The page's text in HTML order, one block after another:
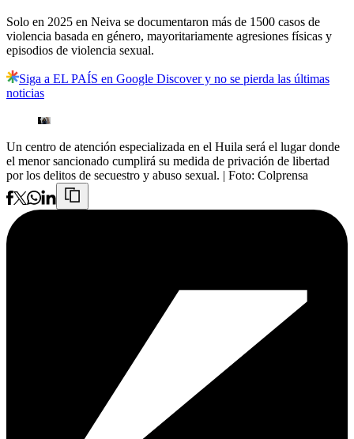
Solo en 2025 en Neiva se documentaron más de 1500 casos de
violencia basada en género, mayoritariamente agresiones físicas y
episodios de violencia sexual.
Siga a EL PAÍS en Google Discover y no se pierda las últimas
noticias
Un centro de atención especializada en el Huila será el lugar donde
el menor sancionado cumplirá su medida de privación de libertad
por los delitos de secuestro y abuso sexual. | Foto: Colprensa